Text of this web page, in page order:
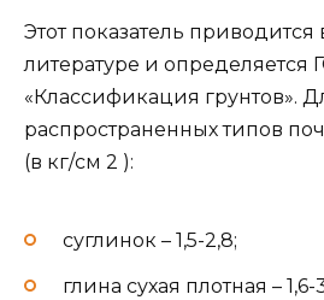
Этот показатель
литературе и определяется
«Классификация грунтов».
распространенных типов
(в кг/см 2 ):
суглинок – 1,5-2,8;
глина сухая плотная – 1,6-